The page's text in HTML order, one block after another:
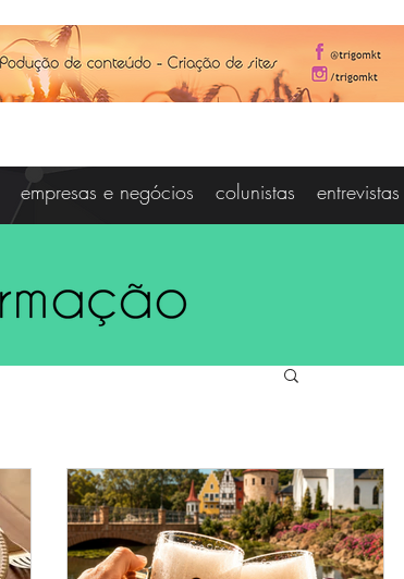
empresas e negócios colunistas entrevistas